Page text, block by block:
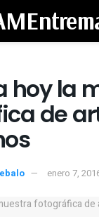
hoy la
de
florentinos‏
enero 7,